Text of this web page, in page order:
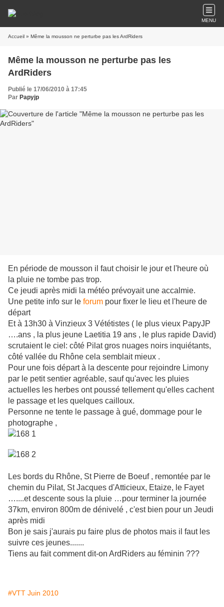
MENU
Accueil » Même la mousson ne perturbe pas les ArdRiders
Même la mousson ne perturbe pas les
ArdRiders
Publié le 17/06/2010 à 17:45
Par Papyjp
En période de mousson il faut choisir le jour et l'heure où
la pluie ne tombe pas trop.
Ce jeudi après midi la météo prévoyait une accalmie.
Une petite info sur le forum pour fixer le lieu et l'heure de
départ
Et à 13h30 à Vinzieux 3 Vététistes ( le plus vieux PapyJP
….ans , la plus jeune Laetitia 19 ans , le plus rapide David)
scrutaient le ciel: côté Pilat gros nuages noirs inquiétants,
côté vallée du Rhône cela semblait mieux .
Pour une fois départ à la descente pour rejoindre Limony
par le petit sentier agréable, sauf qu'avec les pluies
actuelles les herbes ont poussé tellement qu'elles cachent
le passage et les quelques cailloux.
Personne ne tente le passage à gué, dommage pour le
photographe ,
Les bords du Rhône, St Pierre de Boeuf , remontée par le
chemin du Pilat, St Jacques d'Atticieux, Etaize, le Fayet
…....et descente sous la pluie …pour terminer la journée
37km, environ 800m de dénivelé , c'est bien pour un Jeudi
après midi
Bon je sais j'aurais pu faire plus de photos mais il faut les
suivre ces jeunes.......
Tiens au fait comment dit-on ArdRiders au féminin ???
#VTT Juin 2010